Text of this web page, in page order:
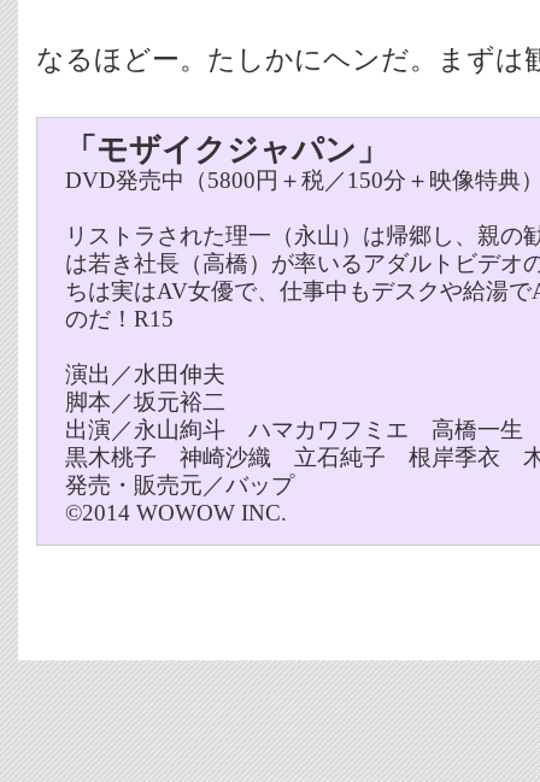
なるほどー。たしかにヘンだ。まずは
「モザイクジャパン」
DVD発売中（5800円＋税／150分＋映像特典
リストラされた理一（永山）は帰郷し、親の
は若き社長（高橋）が率いるアダルトビデオ
ちは実はAV女優で、仕事中もデスクや給湯
のだ！R15
演出／水田伸夫
脚本／坂元裕二
出演／永山絢斗 ハマカワフミエ 高橋一
黒木桃子 神崎沙織 立石純子 根岸季衣
発売・販売元／バップ
©2014 WOWOW INC.